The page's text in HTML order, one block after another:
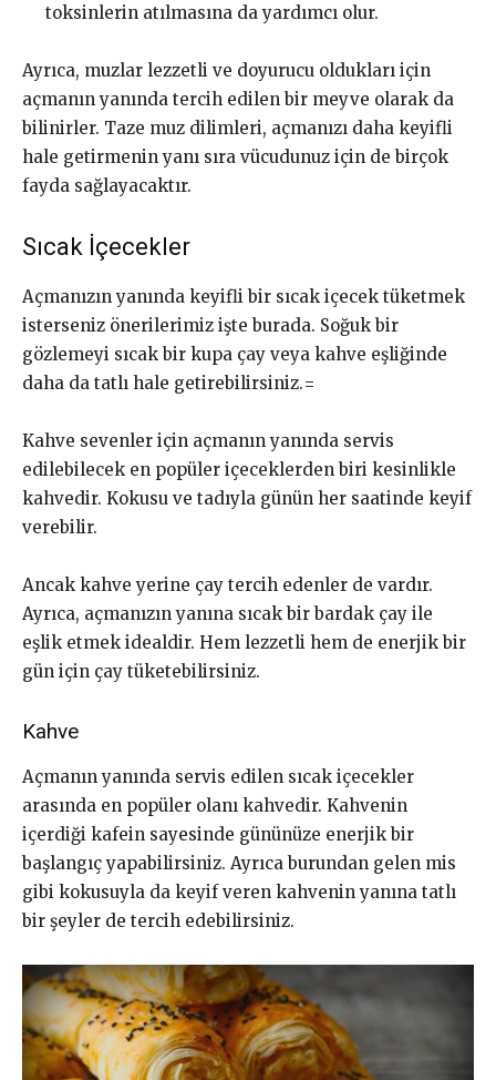
toksinlerin atılmasına da yardımcı olur.
Ayrıca, muzlar lezzetli ve doyurucu oldukları için
açmanın yanında tercih edilen bir meyve olarak da
bilinirler. Taze muz dilimleri, açmanızı daha keyifli
hale getirmenin yanı sıra vücudunuz için de birçok
fayda sağlayacaktır.
Sıcak İçecekler
Açmanızın yanında keyifli bir sıcak içecek tüketmek
isterseniz önerilerimiz işte burada. Soğuk bir
gözlemeyi sıcak bir kupa çay veya kahve eşliğinde
daha da tatlı hale getirebilirsiniz.=
Kahve sevenler için açmanın yanında servis
edilebilecek en popüler içeceklerden biri kesinlikle
kahvedir. Kokusu ve tadıyla günün her saatinde keyif
verebilir.
Ancak kahve yerine çay tercih edenler de vardır.
Ayrıca, açmanızın yanına sıcak bir bardak çay ile
eşlik etmek idealdir. Hem lezzetli hem de enerjik bir
gün için çay tüketebilirsiniz.
Kahve
Açmanın yanında servis edilen sıcak içecekler
arasında en popüler olanı kahvedir. Kahvenin
içerdiği kafein sayesinde gününüze enerjik bir
başlangıç yapabilirsiniz. Ayrıca burundan gelen mis
gibi kokusuyla da keyif veren kahvenin yanına tatlı
bir şeyler de tercih edebilirsiniz.